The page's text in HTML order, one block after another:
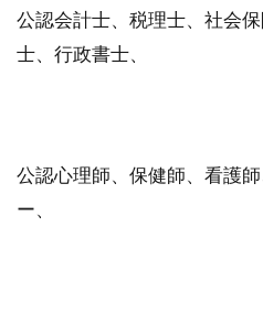
公認会計士、税理士、社会
士、行政書士、
公認心理師、保健師、看護
ー、